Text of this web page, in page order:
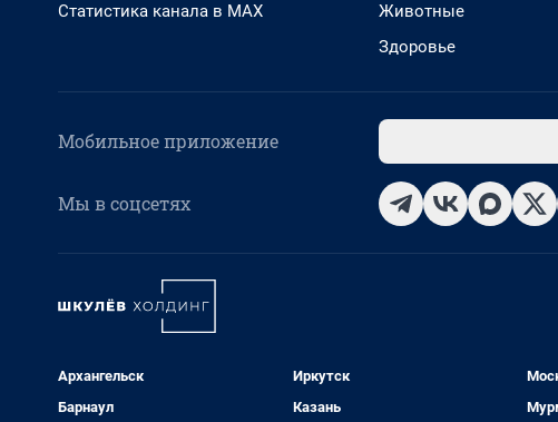
Статистика канала в MAX
Животные
Здоровье
Мобильное приложение
Мы в соцсетях
Архангельск
Барнаул
Иркутск
Казань